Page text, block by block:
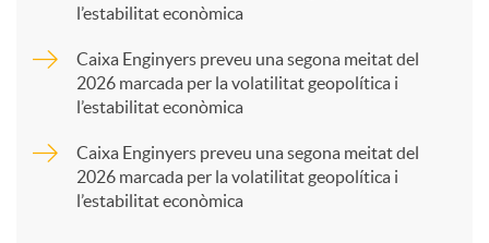
l’estabilitat econòmica
Caixa Enginyers preveu una segona meitat del
2026 marcada per la volatilitat geopolítica i
l’estabilitat econòmica
Caixa Enginyers preveu una segona meitat del
2026 marcada per la volatilitat geopolítica i
l’estabilitat econòmica